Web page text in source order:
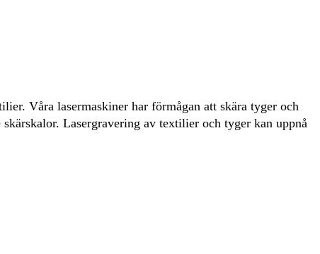
Våra lasermaskiner har förmågan att skära tyger och
Lasergravering av textilier och tyger kan uppnå